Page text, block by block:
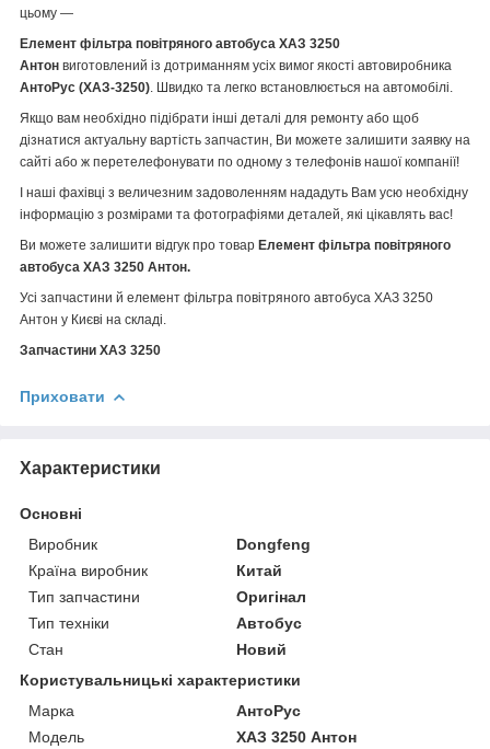
цьому —
Елемент фільтра повітряного автобуса ХАЗ 3250
Антон виготовлений із дотриманням усіх вимог якості автовиробника
АнтоРус (ХАЗ-3250) . Швидко та легко встановлюється на автомобілі.
Якщо вам необхідно підібрати інші деталі для ремонту або щоб
дізнатися актуальну вартість запчастин, Ви можете залишити заявку на
сайті або ж перетелефонувати по одному з телефонів нашої компанії!
І наші фахівці з величезним задоволенням нададуть Вам усю необхідну
інформацію з розмірами та фотографіями деталей, які цікавлять вас!
Ви можете залишити відгук про товар Елемент фільтра повітряного
автобуса ХАЗ 3250 Антон.
Усі запчастини й елемент фільтра повітряного автобуса ХАЗ 3250
Антон у Києві на складі.
Запчастини ХАЗ 3250
Приховати
Характеристики
Основні
Виробник
Dongfeng
Країна виробник
Китай
Тип запчастини
Оригінал
Тип техніки
Автобус
Стан
Новий
Користувальницькі характеристики
Марка
АнтоРус
Модель
ХАЗ 3250 Антон